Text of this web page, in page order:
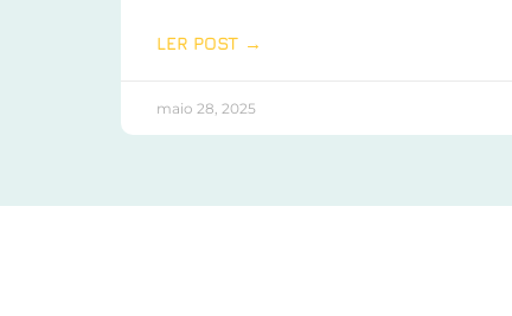
LER POST →
maio 28, 2025